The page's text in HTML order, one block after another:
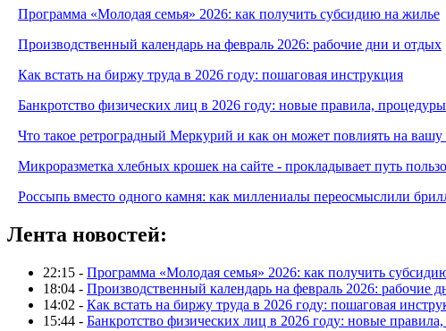
Программа «Молодая семья» 2026: как получить субсидию на жилье
Производственный календарь на февраль 2026: рабочие дни и отдых
Как встать на биржу труда в 2026 году: пошаговая инструкция
Банкротство физических лиц в 2026 году: новые правила,
Что такое ретроградный Меркурий и как он может повлиять на
Микроразметка хлебных крошек на сайте - прокладывает путь
Россыпь вместо одного камня: как миллениалы переосмыслили
Лента новостей:
22:15 - Программа «Молодая семья» 2026: как получить
18:04 - Производственный календарь на февраль 2026: рабочие
14:02 - Как встать на биржу труда в 2026 году: пошаговая
15:44 - Банкротство физических лиц в 2026 году: новые